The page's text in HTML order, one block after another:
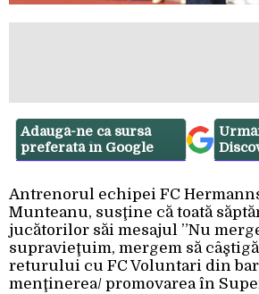
Adaugă-ne ca sursă
preferată în Google
Antrenorul echipei FC
Munteanu, susţine că toată
jucătorilor săi mesajul ”Nu
supravieţuim, mergem să
returului cu FC Voluntari din
menţinerea/ promovarea în